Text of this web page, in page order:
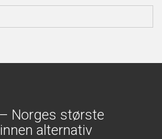
– Norges største
alternativ